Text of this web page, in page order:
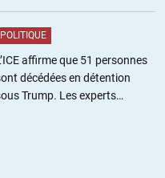
pro-russes », mais jamais
pro USA ».
POLITIQUE
affirme que 51 personnes
décédées en détention
Trump. Les experts